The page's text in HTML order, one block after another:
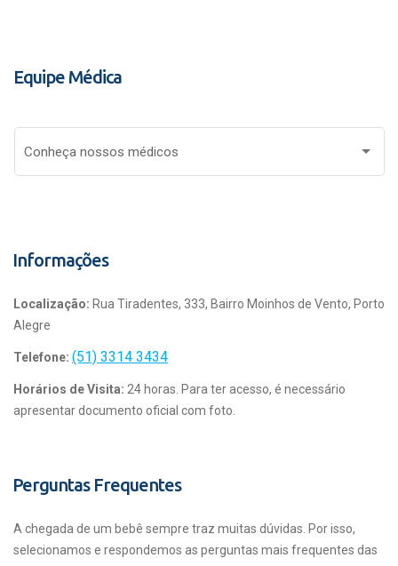
Equipe Médica
Conheça nossos médicos
Informações
Localização: Rua Tiradentes, 333, Bairro Moinhos de Vento, Porto
Alegre
Telefone: (51) 3314 3434
Horários de Visita: 24 horas. Para ter acesso, é necessário
apresentar documento oficial com foto.
Perguntas Frequentes
A chegada de um bebê sempre traz muitas dúvidas. Por isso,
selecionamos e respondemos as perguntas mais frequentes das